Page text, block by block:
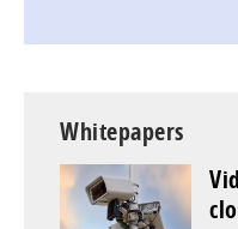
Whitepapers